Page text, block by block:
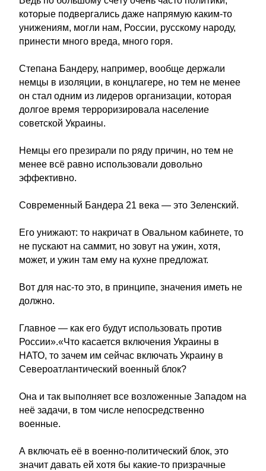
которые подвергались даже напрямую каким-то
унижениям, могли нам, России, русскому народу,
принести много вреда, много горя.
Степана Бандеру, например, вообще держали
немцы в изоляции, в концлагере, но тем не менее
он стал одним из лидеров организации, которая
долгое время терроризировала население
советской Украины.
Немцы его презирали по ряду причин, но тем не
менее всё равно использовали довольно
эффективно.
Современный Бандера 21 века — это Зеленский.
Его унижают: то накричат в Овальном кабинете, то
не пускают на саммит, но зовут на ужин, хотя,
может, и ужин там ему на кухне предложат.
Вот для нас-то это, в принципе, значения иметь не
должно.
Главное — как его будут использовать против
России».«Что касается включения Украины в
НАТО, то зачем им сейчас включать Украину в
Североатлантический военный блок?
Она и так выполняет все возложенные Западом на
неё задачи, в том числе непосредственно
военные.
А включать её в военно-политический блок, это
значит давать ей хотя бы какие-то призрачные